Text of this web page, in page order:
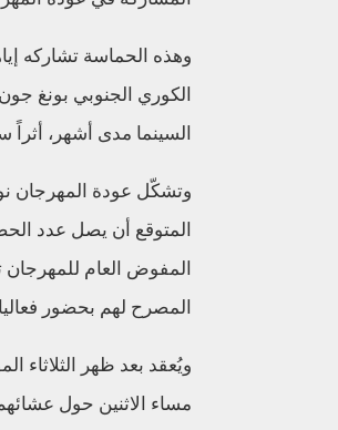
وهذه الحماسة تشاركه
الكوري الجنوبي بونغ
السينما مدى أشهر، أثراً
وتشكّل عودة المهرجان
المصرح لهم بحضور
ويُعقد بعد ظهر الثلاثاء
مساء الاثنين حول